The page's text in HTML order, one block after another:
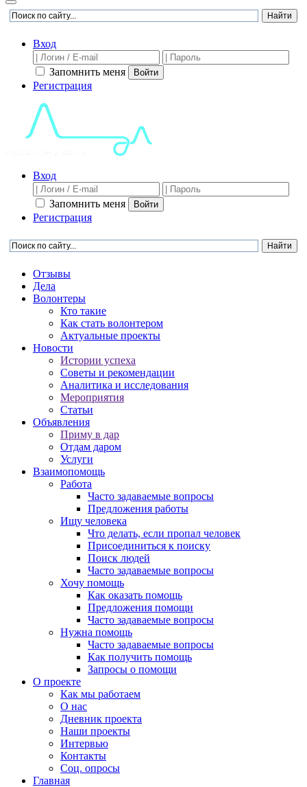
Вход
Запомнить меня Войти
Регистрация
Вход
Запомнить меня Войти
Регистрация
Отзывы
Дела
Волонтеры
Кто такие
Как стать волонтером
Актуальные проекты
Новости
Истории успеха
Советы и рекомендации
Аналитика и исследования
Мероприятия
Статьи
Объявления
Приму в дар
Отдам даром
Услуги
Взаимопомощь
Работа
Часто задаваемые вопросы
Предложения работы
Ищу человека
Что делать, если пропал человек
Присоединиться к поиску
Поиск людей
Часто задаваемые вопросы
Хочу помощь
Как оказать помощь
Предложения помощи
Часто задаваемые вопросы
Нужна помощь
Часто задаваемые вопросы
Как получить помощь
Запросы о помощи
О проекте
Как мы работаем
О нас
Дневник проекта
Наши проекты
Интервью
Контакты
Соц. опросы
Главная